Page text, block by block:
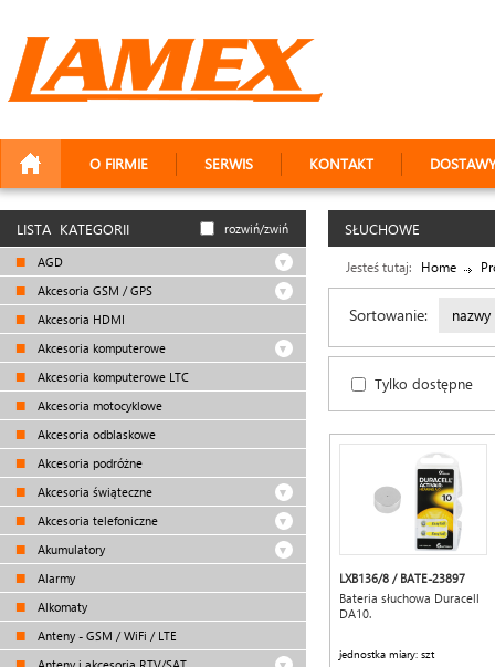
O FIRMIE SERWIS KONTAKT DOSTAWY
LISTA KATEGORII rozwiń/zwiń
AGD
Akcesoria GSM / GPS
Akcesoria HDMI
Akcesoria komputerowe
Akcesoria komputerowe LTC
Akcesoria motocyklowe
Akcesoria odblaskowe
Akcesoria podróżne
Akcesoria świąteczne
Akcesoria telefoniczne
Akumulatory
Alarmy
Alkomaty
Anteny - GSM / WiFi / LTE
SŁUCHOWE
Jesteś tutaj: Home
Sortowanie: nazwy
Tylko dostępne
LXB136/8 / BATE-23897
Bateria słuchowa Duracell
DA10.
jednostka miary: szt